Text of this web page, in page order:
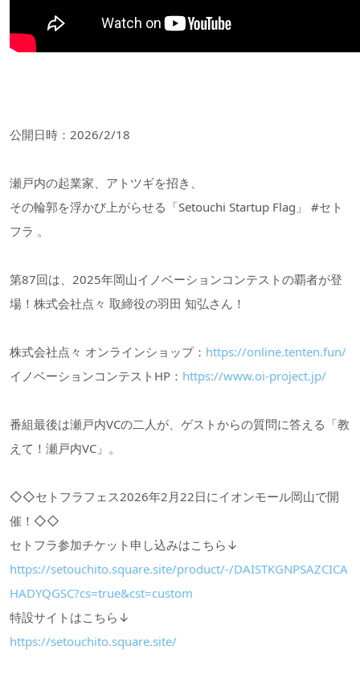
公開日時：2026/2/18
瀬戸内の起業家、アトツギを招き、
その輪郭を浮かび上がらせる「Setouchi Startup Flag」 #セト
フラ 。
第87回は、2025年岡山イノベーションコンテストの覇者が登
場！株式会社点々 取締役の羽田 知弘さん！
株式会社点々 オンラインショップ： https://online.tenten.fun/
イノベーションコンテストHP： https://www.oi-project.jp/
番組最後は瀬戸内VCの二人が、ゲストからの質問に答える「教
えて！瀬戸内VC」。
◇◇セトフラフェス2026年2月22日にイオンモール岡山で開
催！◇◇
セトフラ参加チケット申し込みはこちら↓
https://setouchito.square.site/product/-/DAISTKGNPSAZCICA
HADYQGSC?cs=true&cst=custom
特設サイトはこちら↓
https://setouchito.square.site/